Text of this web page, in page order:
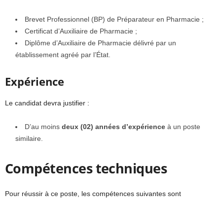
Brevet Professionnel (BP) de Préparateur en Pharmacie ;
Certificat d’Auxiliaire de Pharmacie ;
Diplôme d’Auxiliaire de Pharmacie délivré par un
établissement agréé par l’État.
Expérience
Le candidat devra justifier :
D’au moins deux (02) années d’expérience à un poste
similaire.
Compétences techniques
Pour réussir à ce poste, les compétences suivantes sont